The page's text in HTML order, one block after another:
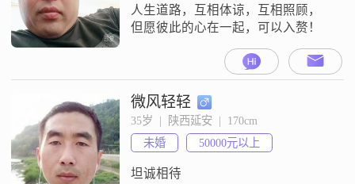
人生道路，互相体谅，互相照顾，
但愿彼此的心在一起，可以入赘！
微风轻轻
35岁  |  陕西延安  |  170cm
未婚
50000元以上
坦诚相待